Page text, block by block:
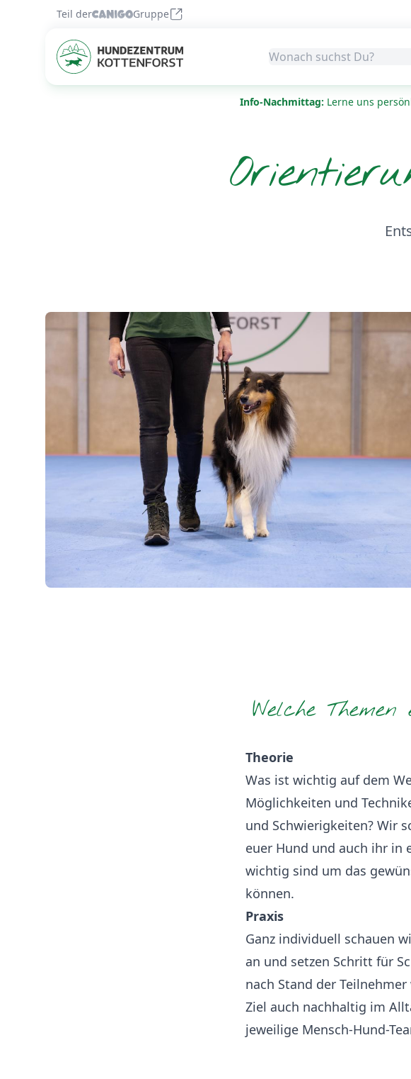
Teil der Gruppe
Info-Nachmittag: Lerne uns
Welche
Theorie
Was ist wichtig auf dem
Möglichkeiten und
und Schwierigkeiten? Wir
euer Hund und auch ihr in
wichtig sind um das
können.
Praxis
Ganz individuell schauen
an und setzen Schritt für
nach Stand der
Ziel auch nachhaltig im
jeweilige Mensch-Hund-